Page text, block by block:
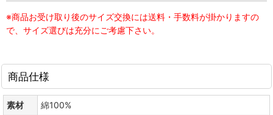
※商品お受け取り後のサイズ交換には送料・手数料が掛かりますの
で、サイズ選びは充分にご考慮下さい。
商品仕様
素材
綿100%